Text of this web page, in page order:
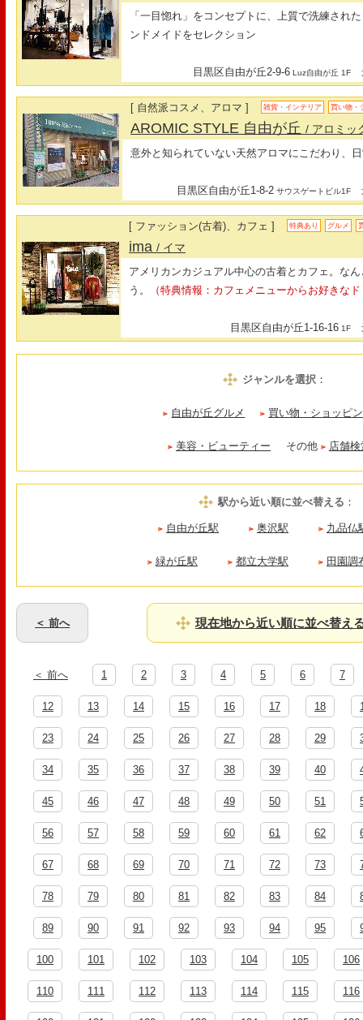
「一目惚れ」をコンセプトに、上質で洗練され
ンドメイドをセレクション
目黒区自由が丘2-9-6 Luz自由が丘 1F
[ 自然派コスメ、アロマ ] 雑貨・インテリア 買い物・
AROMIC STYLE 自由が丘/ アロミッ
意外と知られていない天然アロマにこだわり、
目黒区自由が丘1-8-2 サウスゲートビル1F
[ ファッション(古着)、カフェ ] 特典あり グルメ
ima/ イマ
アメリカンカジュアル中心の古着とカフェ。な
う。
（特典情報：カフェメニューからお好きな
目黒区自由が丘1-16-16 1F
ジャンルを選択：
自由が丘グルメ 買い物・ショッピ
美容・ビューティー その他 店舗
駅から近い順に並べ替える ：
自由が丘駅 奥沢駅 九品仏
緑が丘駅 都立大学駅 田園調
＜ 前へ 現在地から近い順に並べ替え
＜ 前へ 1 2 3 4 5 6 7
12 13 14 15 16 17 18
23 24 25 26 27 28 29
34 35 36 37 38 39 40
45 46 47 48 49 50 51
56 57 58 59 60 61 62
67 68 69 70 71 72 73
78 79 80 81 82 83 84
89 90 91 92 93 94 95
100 101 102 103 104 105 106
110 111 112 113 114 115 116